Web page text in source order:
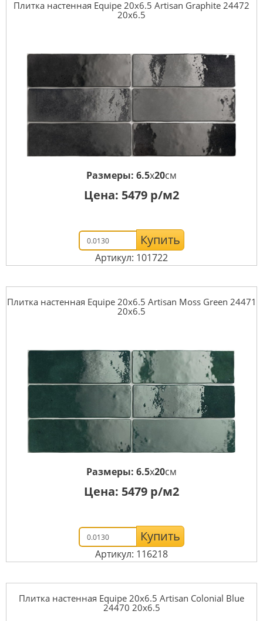
Плитка настенная Equipe 20x6.5 Artisan Graphite 24472
20x6.5
Размеры: 6.5x20см
Цена: 5479 р/м2
Купить
Артикул: 101722
Плитка настенная Equipe 20x6.5 Artisan Moss Green 24471
20x6.5
Размеры: 6.5x20см
Цена: 5479 р/м2
Купить
Артикул: 116218
Плитка настенная Equipe 20x6.5 Artisan Colonial Blue
24470 20x6.5